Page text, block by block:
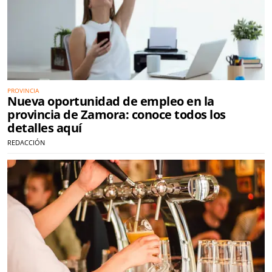
PROVINCIA
Nueva oportunidad de empleo en la
provincia de Zamora: conoce todos los
detalles aquí
REDACCIÓN